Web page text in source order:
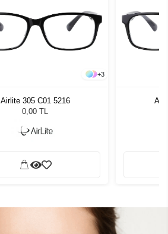
+3
Airlite 305 C01 5216
0,00 TL